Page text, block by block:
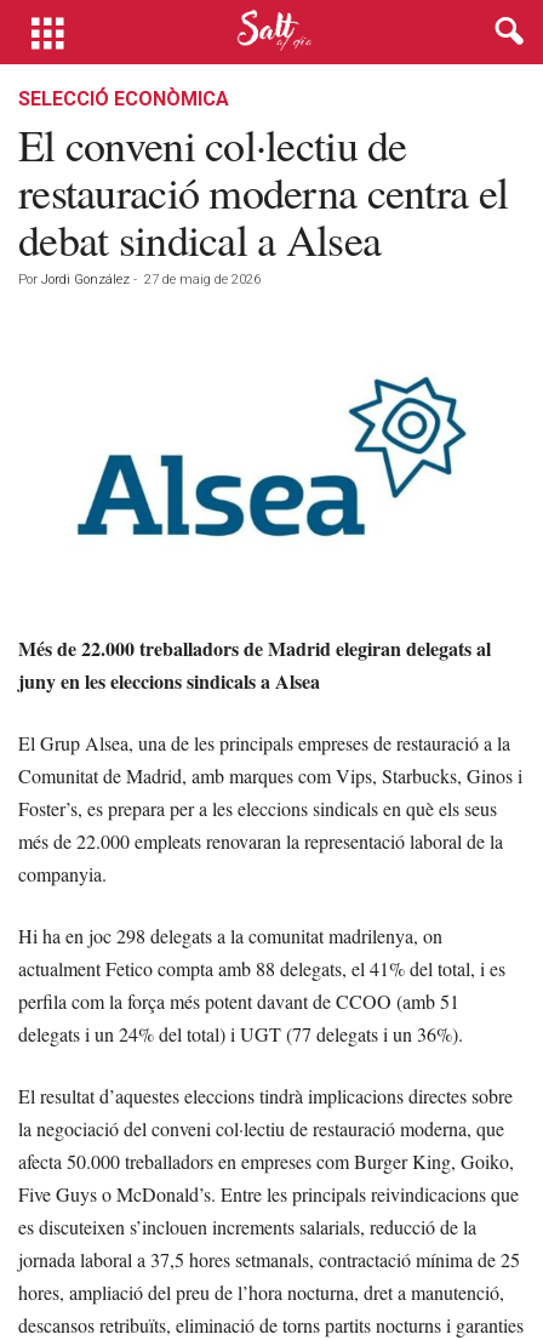
SELECCIÓ ECONÒMICA
El conveni col·lectiu de
restauració moderna centra el
debat sindical a Alsea
Por Jordi González - 27 de maig de 2026
Més de 22.000 treballadors de Madrid elegiran delegats al
juny en les eleccions sindicals a Alsea
El Grup Alsea, una de les principals empreses de restauració a la
Comunitat de Madrid, amb marques com Vips, Starbucks, Ginos i
Foster’s, es prepara per a les eleccions sindicals en què els seus
més de 22.000 empleats renovaran la representació laboral de la
companyia.
Hi ha en joc 298 delegats a la comunitat madrilenya, on
actualment Fetico compta amb 88 delegats, el 41% del total, i es
perfila com la força més potent davant de CCOO (amb 51
delegats i un 24% del total) i UGT (77 delegats i un 36%).
El resultat d’aquestes eleccions tindrà implicacions directes sobre
la negociació del conveni col·lectiu de restauració moderna, que
afecta 50.000 treballadors en empreses com Burger King, Goiko,
Five Guys o McDonald’s. Entre les principals reivindicacions que
es discuteixen s’inclouen increments salarials, reducció de la
jornada laboral a 37,5 hores setmanals, contractació mínima de 25
hores, ampliació del preu de l’hora nocturna, dret a manutenció,
descansos retribuïts, eliminació de torns partits nocturns i garanties